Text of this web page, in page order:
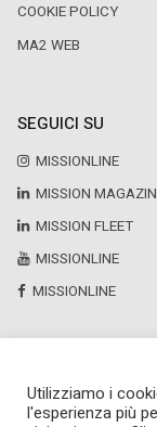
COOKIE POLICY
MA2 WEB
SEGUICI SU
MISSIONLINE
MISSION
MISSION FLEET
MISSIONLINE
MISSIONLINE
Copyright © 2025 by
P.Iva 13171520151
Utilizziamo i
l'esperienza più